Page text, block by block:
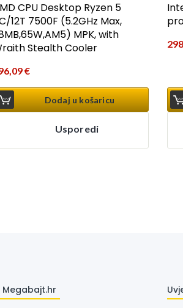
CPU Desktop Ryzen 5
12T 7500F (5.2GHz Max,
MPK, with
Stealth Cooler
€
Dodaj u košaricu
Usporedi
Megabajt.hr